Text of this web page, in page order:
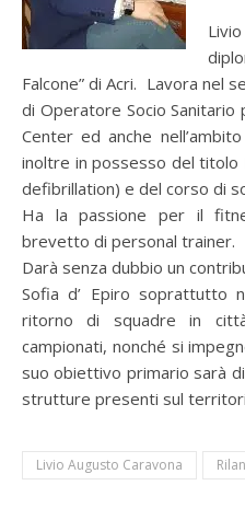
Falcone” di Acri. Lavora nel
di Operatore Socio Sanitario
Center ed anche
inoltre in possesso del titolo
defibrillation) e del corso di
Ha la passione per il
brevetto di personal trainer.
Darà senza dubbio un
Sofia d’ Epiro soprattutto
ritorno di squadre in
campionati, nonché si
suo obiettivo primario sarà
strutture presenti sul
Livio Augusto Caravona